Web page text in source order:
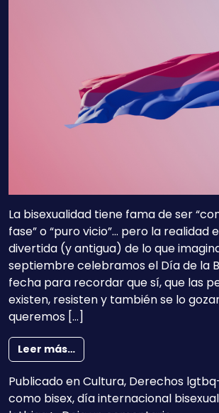
La bisexualidad tiene fama de ser
fase” o “puro vicio”… pero la realidad
divertida (y antigua) de lo que
septiembre celebramos el Día de la
fecha para recordar que sí, que las
existen, resisten y también se lo
queremos […]
Leer más…from ¿Cuánto sabes sobre
Publicado enCultura, Derechos
como bisex,día internacional